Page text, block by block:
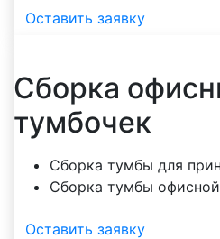
Оставить заявку
Сборка
тумбочек
Сборка тумбы для
Сборка тумбы
Оставить заявку